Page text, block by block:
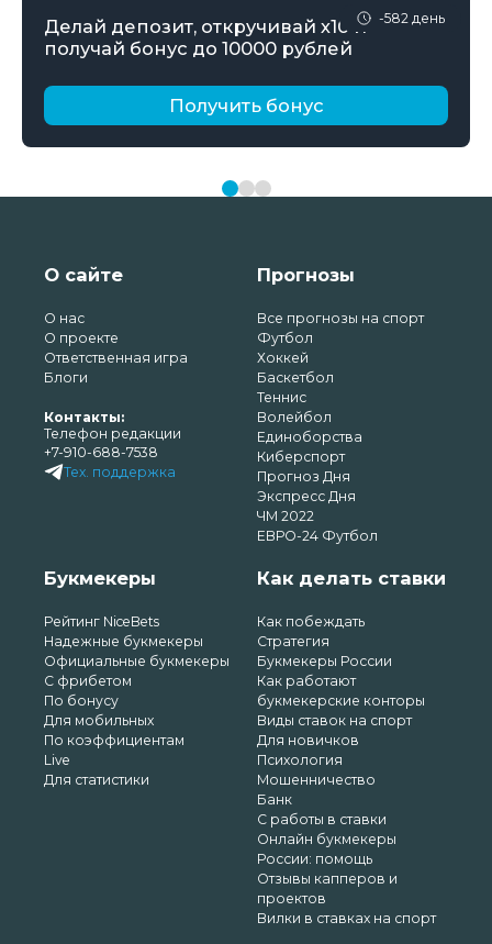
-582 день
Делай депозит, откручивай х10 и
получай бонус до 10000 рублей
Получить бонус
О сайте
О нас
О проекте
Ответственная игра
Блоги
Контакты:
Телефон редакции
+7-910-688-7538
Тех. поддержка
Прогнозы
Все прогнозы на спорт
Футбол
Хоккей
Баскетбол
Теннис
Волейбол
Единоборства
Киберспорт
Прогноз Дня
Экспресс Дня
ЧМ 2022
ЕВРО-24 Футбол
Букмекеры
Рейтинг NiceBets
Надежные букмекеры
Официальные букмекеры
С фрибетом
По бонусу
Для мобильных
По коэффициентам
Live
Для статистики
Как делать ставки
Как побеждать
Стратегия
Букмекеры России
Как работают
букмекерские конторы
Виды ставок на спорт
Для новичков
Психология
Мошенничество
Банк
С работы в ставки
Онлайн букмекеры
России: помощь
Отзывы капперов и
проектов
Вилки в ставках на спорт